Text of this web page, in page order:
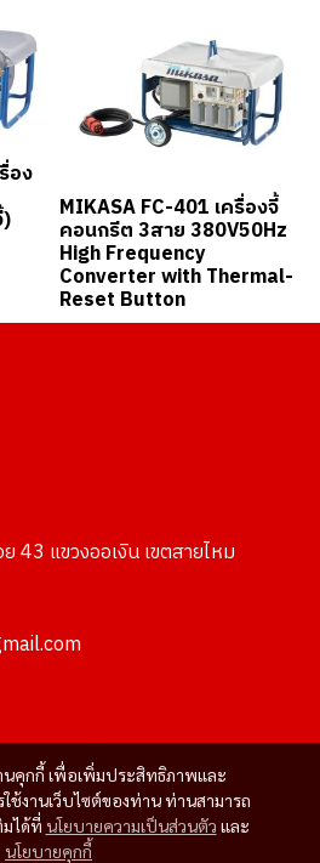
อง
MIKASA FC-401 เครื่องจี้
คอนกรีต 3สาย 380V50Hz
High Frequency
Converter with Thermal-
Reset Button
นคุกกี้ เพื่อเพิ่มประสิทธิภาพและ
ช้งานเว็บไซต์ของท่าน ท่านสามารถ
มได้ที่ นโยบายความเป็นส่วนตัว และ
นโยบายคุกกี้
43 แขวงออเงิน เขตสายไหม